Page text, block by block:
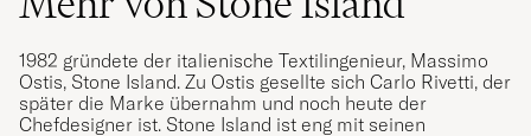
1982 gründete der italienische Textilingenieur, Massimo
Ostis, Stone Island. Zu Ostis gesellte sich Carlo Rivetti, der
später die Marke übernahm und noch heute der
Chefdesigner ist. Stone Island ist eng mit seinen